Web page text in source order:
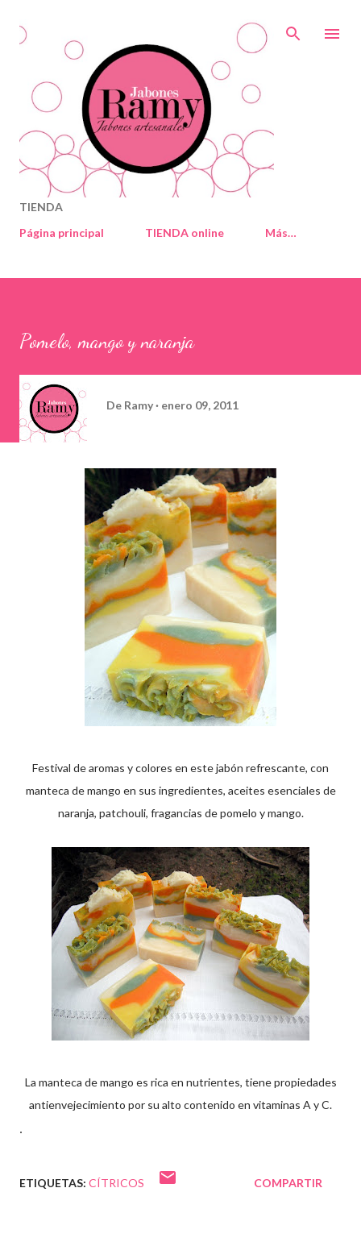
TIENDA
Página principal
TIENDA online Más…
Pomelo, mango y naranja
De Ramy enero 09, 2011
Festival de aromas y colores en este jabón refrescante, con
manteca de mango en sus ingredientes, aceites esenciales de
naranja, patchouli, fragancias de pomelo y mango.
La manteca de mango es rica en nutrientes, tiene propiedades
antienvejecimiento por su alto contenido en vitaminas A y C.
.
ETIQUETAS: CÍTRICOS COMPARTIR